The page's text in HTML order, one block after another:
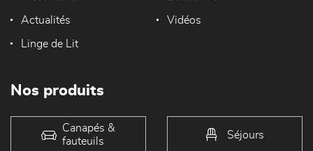
Actualités Vidéos
Linge de Lit
Nos produits
Canapés &
fauteuils
Séjours